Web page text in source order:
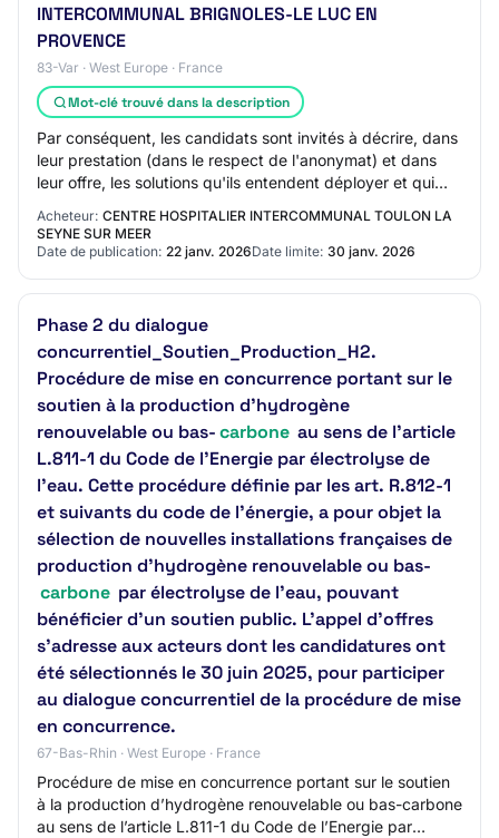
INTERCOMMUNAL BRIGNOLES-LE LUC EN
PROVENCE
83-Var · West Europe · France
Mot-clé trouvé dans la description
Par conséquent, les candidats sont invités à décrire, dans
leur prestation (dans le respect de l'anonymat) et dans
leur offre, les solutions qu'ils entendent déployer et qui
Acheteur: CENTRE HOSPITALIER INTERCOMMUNAL TOULON LA
SEYNE SUR MEER
Date de publication: 22 janv. 2026Date limite: 30 janv. 2026
Phase 2 du dialogue
concurrentiel_Soutien_Production_H2.
Procédure de mise en concurrence portant sur le
soutien à la production d’hydrogène
renouvelable ou bas-carbone au sens de l’article
L.811-1 du Code de l’Energie par électrolyse de
l’eau. Cette procédure définie par les art. R.812-1
et suivants du code de l’énergie, a pour objet la
sélection de nouvelles installations françaises de
production d’hydrogène renouvelable ou bas-
carbone par électrolyse de l'eau, pouvant
bénéficier d’un soutien public. L'appel d'offres
s'adresse aux acteurs dont les candidatures ont
été sélectionnés le 30 juin 2025, pour participer
au dialogue concurrentiel de la procédure de mise
en concurrence.
67-Bas-Rhin · West Europe · France
Procédure de mise en concurrence portant sur le soutien
à la production d’hydrogène renouvelable ou bas-carbone
au sens de l’article L.811-1 du Code de l’Energie par